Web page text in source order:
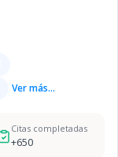
Ver más...
Citas completadas
+650